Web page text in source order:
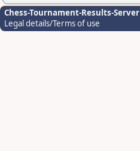
Chess-Tournament-Results-Server
Legal details/Terms of use